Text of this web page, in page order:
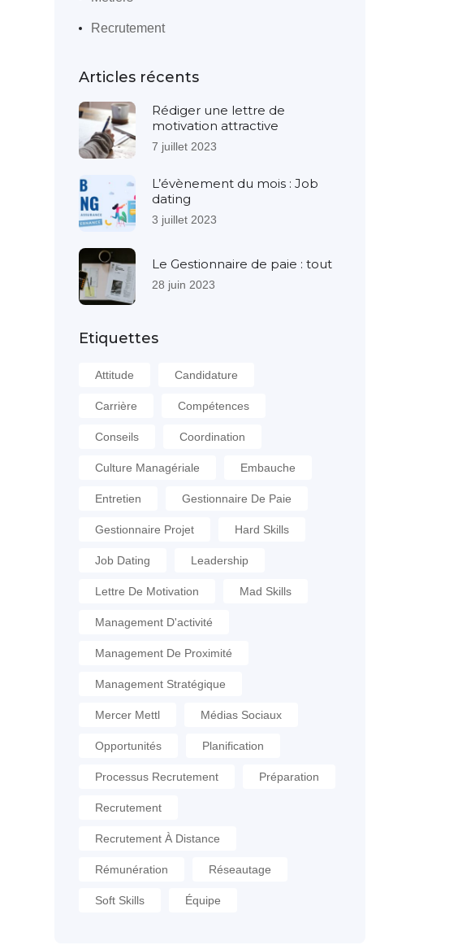
Recrutement
Articles récents
Rédiger une lettre de
motivation attractive
7 juillet 2023
L’évènement du mois : Job
dating
3 juillet 2023
Le Gestionnaire de paie : tout
28 juin 2023
Etiquettes
Attitude Candidature
Carrière Compétences
Conseils Coordination
Culture Managériale Embauche
Entretien Gestionnaire De Paie
Gestionnaire Projet Hard Skills
Job Dating Leadership
Lettre De Motivation Mad Skills
Management D'activité
Management De Proximité
Management Stratégique
Mercer Mettl Médias Sociaux
Opportunités Planification
Processus Recrutement Préparation
Recrutement
Recrutement À Distance
Rémunération Réseautage
Soft Skills Équipe